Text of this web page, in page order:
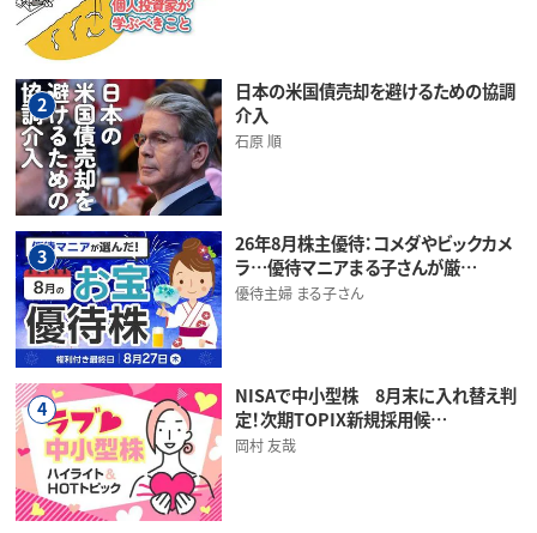
2
日本の米国債売却を避けるための協調
介入
石原 順
3
26年8月株主優待：コメダやビックカメ
ラ…優待マニアまる子さんが厳…
優待主婦 まる子さん
4
NISAで中小型株 8月末に入れ替え判
定！次期TOPIX新規採用候…
岡村 友哉